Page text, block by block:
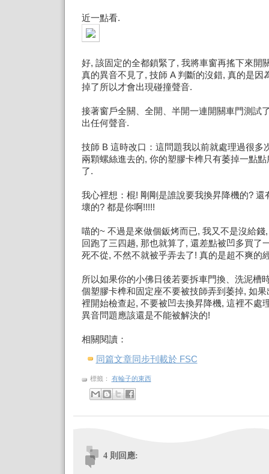
近一點看.
好, 該固定的全都鎖緊了, 我將車窗再搖下來開
真的異音不見了, 技師 A 判斷的沒錯, 真的是因
掉了所以才會出現碰撞聲音.
接著窗戶全關、全開、半開一連開關車門測試
出任何聲音.
技師 B 這時改口：這問題我以前就處理過很多
兩顆螺絲進去的, 你的塑膠卡榫只有萎掉一點
了.
我心裡想：棍! 剛剛是誰說要我換昇降機的? 還
壞的? 都是你啊!!!!!
喵的~ 不過是來做個鈑烤而已, 我又不是沒給錢
回跑了三四趟, 那也就算了, 還差點被凹多買了
死不從, 不然不就被乎弄去了! 真的是超不爽的
所以如果你的小佛日後若要拆車門換、洗泥槽
個塑膠卡榫和固定座不要被技師弄到萎掉, 如
裡開始檢查起, 不要被凹去換昇降機, 這裡不處
異音問題應該還是不能被解決的!
相關閱讀：
同篇文章同步刊載於 FSC
標籤： 有輪子的東西
4 則回應: